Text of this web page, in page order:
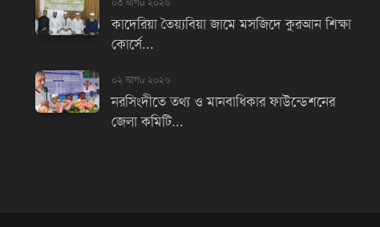
০৩ আগu ২০২৬
কাদেরিয়া তৈয়্যবিয়া জামে মসজিদে কুরআন শিক্ষা
কোর্সে...
০২ আগu ২০২৬
নরসিংদীতে তথ্য ও মানবাধিকার ফাউন্ডেশনের
জেলা কমিটি...